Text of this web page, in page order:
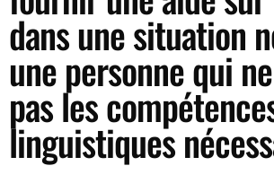
dans une situation
une personne qui
pas les
linguistiques